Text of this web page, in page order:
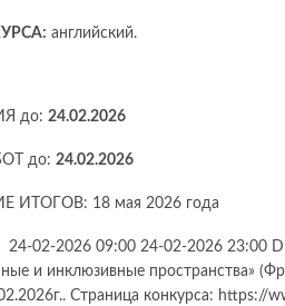
английский.
до: 24.02.2026
до: 24.02.2026
ИТОГОВ: 18 мая 2026 года
24-02-2026 09:00 24-02-2026 23:00
и инклюзивные пространства»
Страница конкурса: